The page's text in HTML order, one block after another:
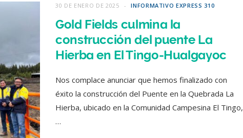
30 DE ENERO DE 2025 INFORMATIVO EXPRESS 310
Gold Fields culmina la
construcción del puente La
Hierba en El Tingo-Hualgayoc
Nos complace anunciar que hemos finalizado con
éxito la construcción del Puente en la Quebrada La
Hierba, ubicado en la Comunidad Campesina El Tingo,
…